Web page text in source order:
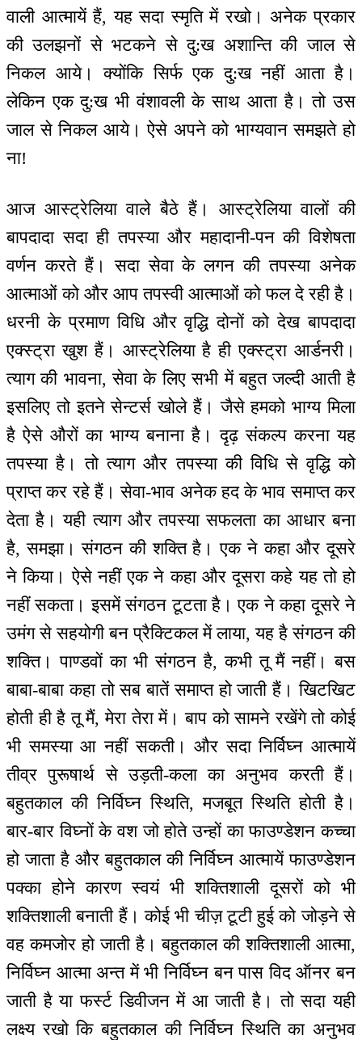
वाली आत्मायें हैं, यह सदा स्मृति में रखो। अनेक प्रकार
की उलझनों से भटकने से दु:ख अशान्ति की जाल से
निकल आये। क्योंकि सिर्फ एक दु:ख नहीं आता है।
लेकिन एक दु:ख भी वंशावली के साथ आता है। तो उस
जाल से निकल आये। ऐसे अपने को भाग्यवान समझते हो
ना!
आज आस्ट्रेलिया वाले बैठे हैं। आस्ट्रेलिया वालों की
बापदादा सदा ही तपस्या और महादानी-पन की विशेषता
वर्णन करते हैं। सदा सेवा के लगन की तपस्या अनेक
आत्माओं को और आप तपस्वी आत्माओं को फल दे रही है।
धरनी के प्रमाण विधि और वृद्धि दोनों को देख बापदादा
एक्स्ट्रा खुश हैं। आस्ट्रेलिया है ही एक्स्ट्रा आर्डनरी।
त्याग की भावना, सेवा के लिए सभी में बहुत जल्दी आती है
इसलिए तो इतने सेन्टर्स खोले हैं। जैसे हमको भाग्य मिला
है ऐसे औरों का भाग्य बनाना है। दृढ़ संकल्प करना यह
तपस्या है। तो त्याग और तपस्या की विधि से वृद्धि को
प्राप्त कर रहे हैं। सेवा-भाव अनेक हद के भाव समाप्त कर
देता है। यही त्याग और तपस्या सफलता का आधार बना
है, समझा। संगठन की शक्ति है। एक ने कहा और दूसरे
ने किया। ऐसे नहीं एक ने कहा और दूसरा कहे यह तो हो
नहीं सकता। इसमें संगठन टूटता है। एक ने कहा दूसरे ने
उमंग से सहयोगी बन प्रैक्टिकल में लाया, यह है संगठन की
शक्ति। पाण्डवों का भी संगठन है, कभी तू मैं नहीं। बस
बाबा-बाबा कहा तो सब बातें समाप्त हो जाती हैं। खिटखिट
होती ही है तू मैं, मेरा तेरा में। बाप को सामने रखेंगे तो कोई
भी समस्या आ नहीं सकती। और सदा निर्विघ्न आत्मायें
तीव्र पुरूषार्थ से उड़ती-कला का अनुभव करती हैं।
बहुतकाल की निर्विघ्न स्थिति, मजबूत स्थिति होती है।
बार-बार विघ्नों के वश जो होते उन्हों का फाउण्डेशन कच्चा
हो जाता है और बहुतकाल की निर्विघ्न आत्मायें फाउण्डेशन
पक्का होने कारण स्वयं भी शक्तिशाली दूसरों को भी
शक्तिशाली बनाती हैं। कोई भी चीज़ टूटी हुई को जोड़ने से
वह कमजोर हो जाती है। बहुतकाल की शक्तिशाली आत्मा,
निर्विघ्न आत्मा अन्त में भी निर्विघ्न बन पास विद ऑनर बन
जाती है या फर्स्ट डिवीजन में आ जाती है। तो सदा यही
लक्ष्य रखो कि बहुतकाल की निर्विघ्न स्थिति का अनुभव